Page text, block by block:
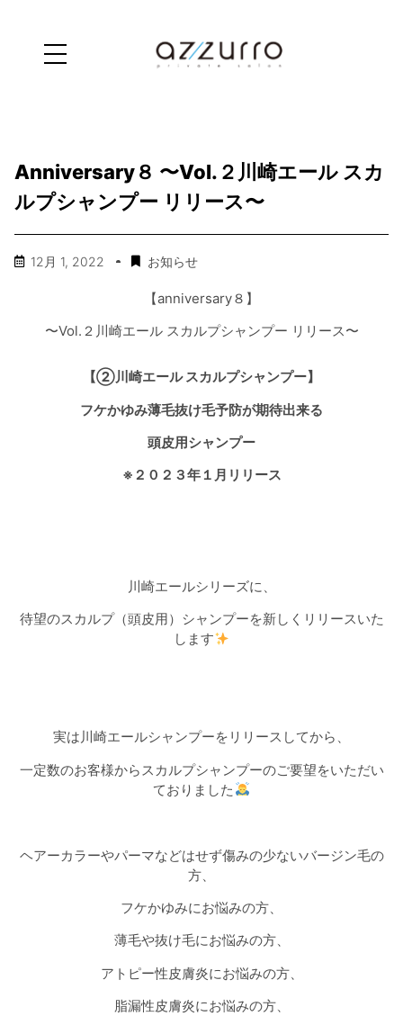
Anniversary８ 〜Vol.２川崎エール スカ
ルプシャンプー リリース〜
12月 1, 2022 お知らせ
【anniversary８】
〜Vol. ２川崎エール スカルプシャンプー リリース〜
【②川崎エール スカルプシャンプー】
フケかゆみ薄毛抜け毛予防が期待出来る
頭皮用シャンプー
※ ２０２３年１月リリース
川崎エールシリーズに、
待望のスカルプ（頭皮用）シャンプーを新しくリリースいた
します
実は川崎エールシャンプーをリリースしてから、
一定数のお客様からスカルプシャンプーのご要望をいただい
ておりました
ヘアーカラーやパーマなどはせず傷みの少ないバージン毛の
方、
フケかゆみにお悩みの方、
薄毛や抜け毛にお悩みの方、
アトピー性皮膚炎にお悩みの方、
脂漏性皮膚炎にお悩みの方、